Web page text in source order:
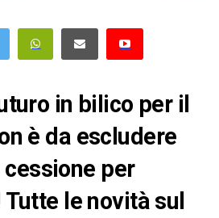
in bilico per il
è da escludere
per
le novità sul